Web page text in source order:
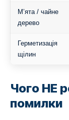
М’ята / чайне
дерево
Герметизація
щілин
Чого НЕ
помилки